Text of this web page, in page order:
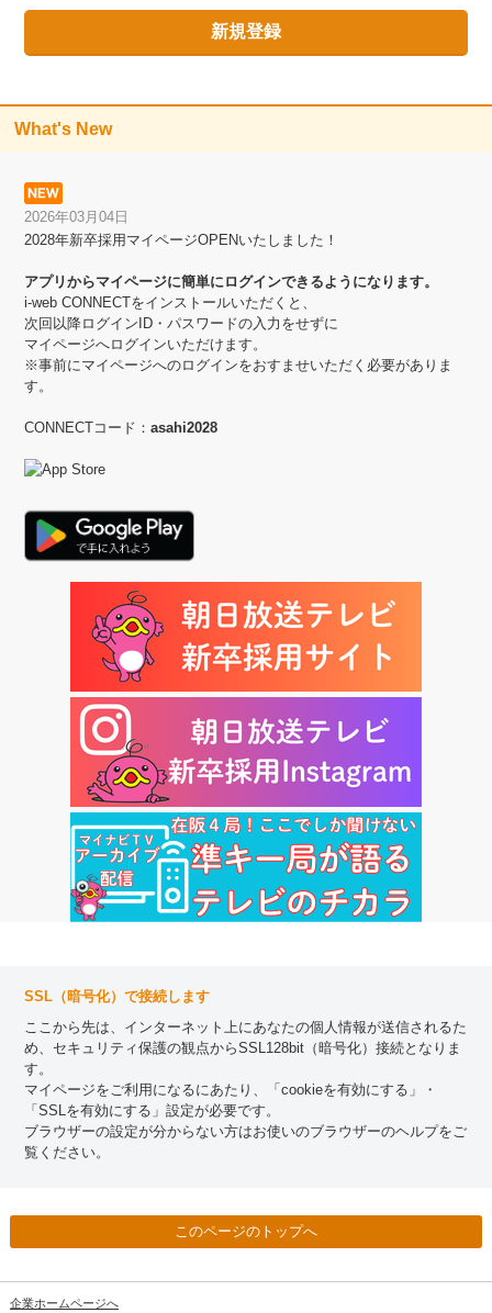
What's New
2026年03月04日
2028年新卒採用マイページOPENいたしました！
アプリからマイページに簡単にログインできるようになります。
i-web CONNECTをインストールいただくと、
次回以降ログインID・パスワードの入力をせずに
マイページへログインいただけます。
※事前にマイページへのログインをおすませいただく必要がありま
す。
CONNECTコード：asahi2028
SSL（暗号化）で接続します
ここから先は、インターネット上にあなたの個人情報が送信されるた
め、セキュリティ保護の観点からSSL128bit（暗号化）接続となりま
す。
マイページをご利用になるにあたり、「cookieを有効にする」・
「SSLを有効にする」設定が必要です。
ブラウザーの設定が分からない方はお使いのブラウザーのヘルプをご
覧ください。
このページのトップへ
企業ホームページへ